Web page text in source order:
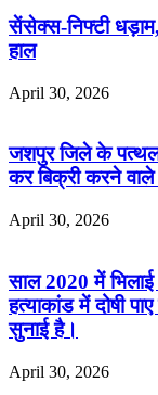
सेंसेक्स-निफ्टी
हाल
April 30, 2026
जशपुर जिले के
कर बिक्री करने वाले
April 30, 2026
साल 2020 में
हत्याकांड में दोषी
सुनाई है।
April 30, 2026